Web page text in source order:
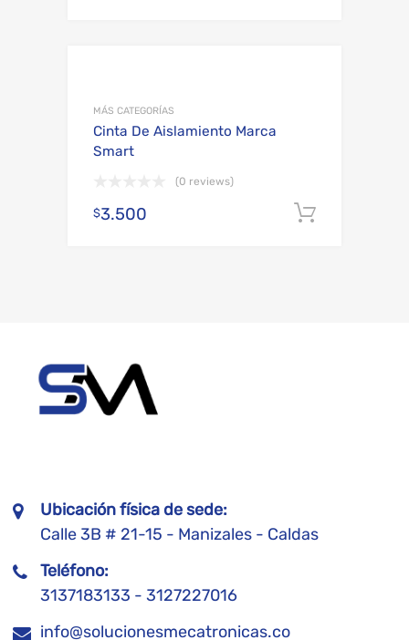
MÁS CATEGORÍAS
Cinta De Aislamiento Marca
Smart
(0 reviews)
$3.500
Ubicación física de sede:
Calle 3B # 21-15 - Manizales - Caldas
Teléfono:
3137183133 - 3127227016
info@solucionesmecatronicas.co